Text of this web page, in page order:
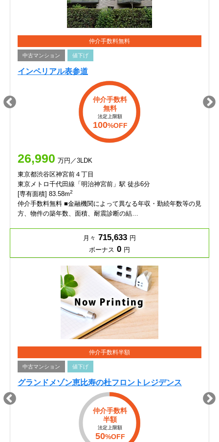
仲介手数料無料
中古マンション 値下げ
インペリアル表参道
仲介手数料
無料
法定上限額
100%OFF
26,990 万円／3LDK
東京都渋谷区神宮前４丁目
東京メトロ千代田線「明治神宮前」駅 徒歩6分
[専有面積] 83.58m2
仲介手数料無料 ■金融機関によって異なる年収・勤続年数等の見
方、物件の築年数、面積、耐震診断の結…
月々 715,633 円
ボーナス 0 円
仲介手数料半額
中古マンション 値下げ
グランドメゾン恵比寿の杜フロントレジデンス
仲介手数料
半額
法定上限額
50%OFF